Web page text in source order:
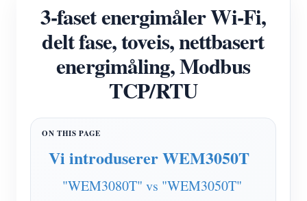
Trefase Wi-Fi energimåler (WEM3046T)
Trefase Wi-Fi energimåler (WEM3050T)
WiFi Power Controller
IAMMETER Cloud Pro
Selvbetjent tjeneste
3-faset energimåler Wi-Fi,
delt fase, toveis, nettbasert
energimåling, Modbus
TCP/RTU
Vi introduserer WEM3050T
"WEM3080T" vs "WEM3050T"